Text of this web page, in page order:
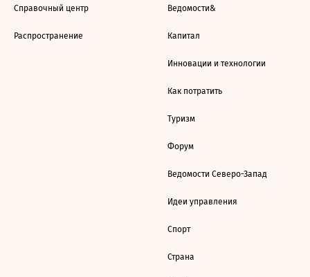
Справочный центр
Распространение
Ведомости&
Капитал
Инновации и технологии
Как потратить
Туризм
Форум
Ведомости Северо-Запад
Идеи управления
Спорт
Страна